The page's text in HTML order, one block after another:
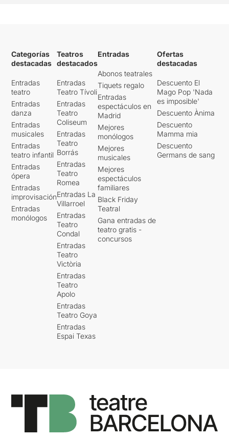
Categorías
destacadas
Entradas
teatro
Entradas
danza
Entradas
musicales
Entradas
teatro infantil
Entradas
ópera
Entradas
improvisación
Entradas
monólogos
Teatros
destacados
Entradas
Teatro Tívoli
Entradas
Teatro
Coliseum
Entradas
Teatro
Borrás
Entradas
Teatro
Romea
Entradas La
Villarroel
Entradas
Teatro
Condal
Entradas
Teatro
Victòria
Entradas
Teatro
Apolo
Entradas
Teatro Goya
Entradas
Espai Texas
Entradas
Abonos teatrales
Tiquets regalo
Entradas
espectáculos en
Madrid
Mejores
monólogos
Mejores
musicales
Mejores
espectáculos
familiares
Black Friday
Teatral
Gana entradas de
teatro gratis -
concursos
Ofertas
destacadas
Descuento El
Mago Pop 'Nada
es imposible'
Descuento Ànima
Descuento
Mamma mia
Descuento
Germans de sang